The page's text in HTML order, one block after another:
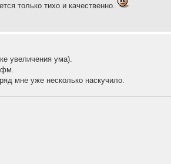
только тихо и качественно.
увеличения ума).
мне уже несколько наскучило.